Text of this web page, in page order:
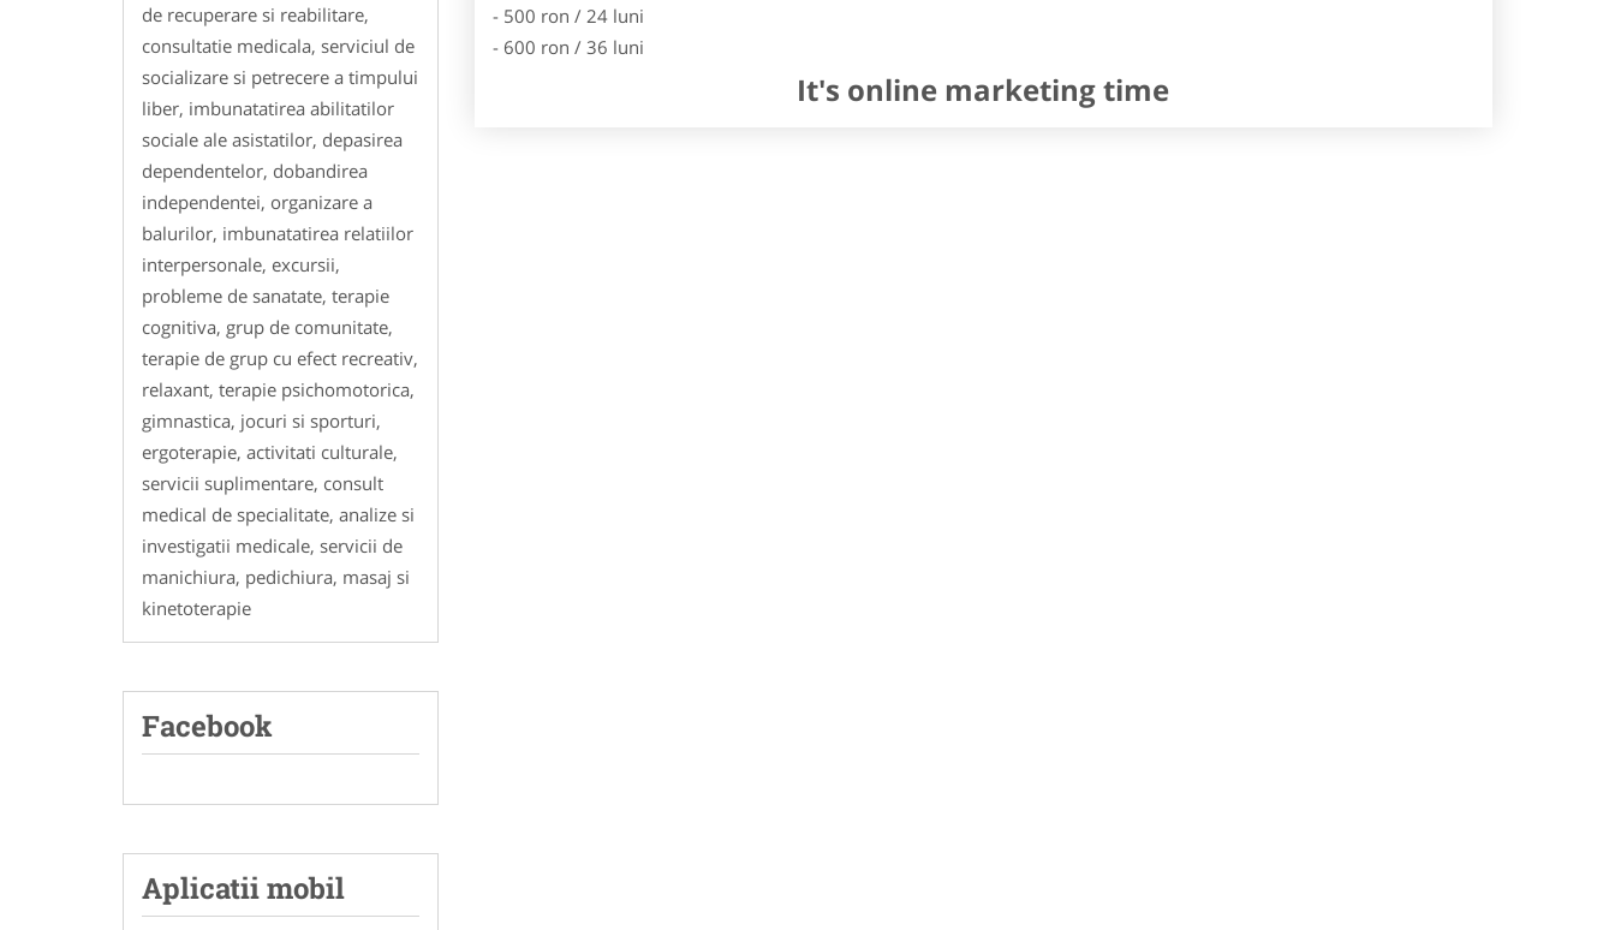
de recuperare si reabilitare,
consultatie medicala, serviciul de
socializare si petrecere a timpului
liber, imbunatatirea abilitatilor
sociale ale asistatilor, depasirea
dependentelor, dobandirea
independentei, organizare a
balurilor, imbunatatirea relatiilor
interpersonale, excursii,
probleme de sanatate, terapie
cognitiva, grup de comunitate,
terapie de grup cu efect recreativ,
relaxant, terapie psichomotorica,
gimnastica, jocuri si sporturi,
ergoterapie, activitati culturale,
servicii suplimentare, consult
medical de specialitate, analize si
investigatii medicale, servicii de
manichiura, pedichiura, masaj si
kinetoterapie
Facebook
Aplicatii mobil
- 500 ron / 24 luni
- 600 ron / 36 luni
It's online marketing time